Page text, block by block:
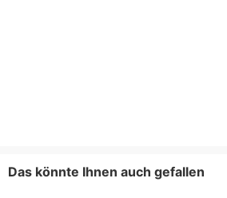
Das könnte Ihnen auch gefallen